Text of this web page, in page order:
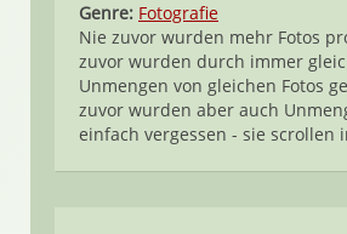
Genre: Fotografie
Nie zuvor wurden mehr Fotos
zuvor wurden durch immer
Unmengen von gleichen Fotos
zuvor wurden aber auch
einfach vergessen - sie scrollen